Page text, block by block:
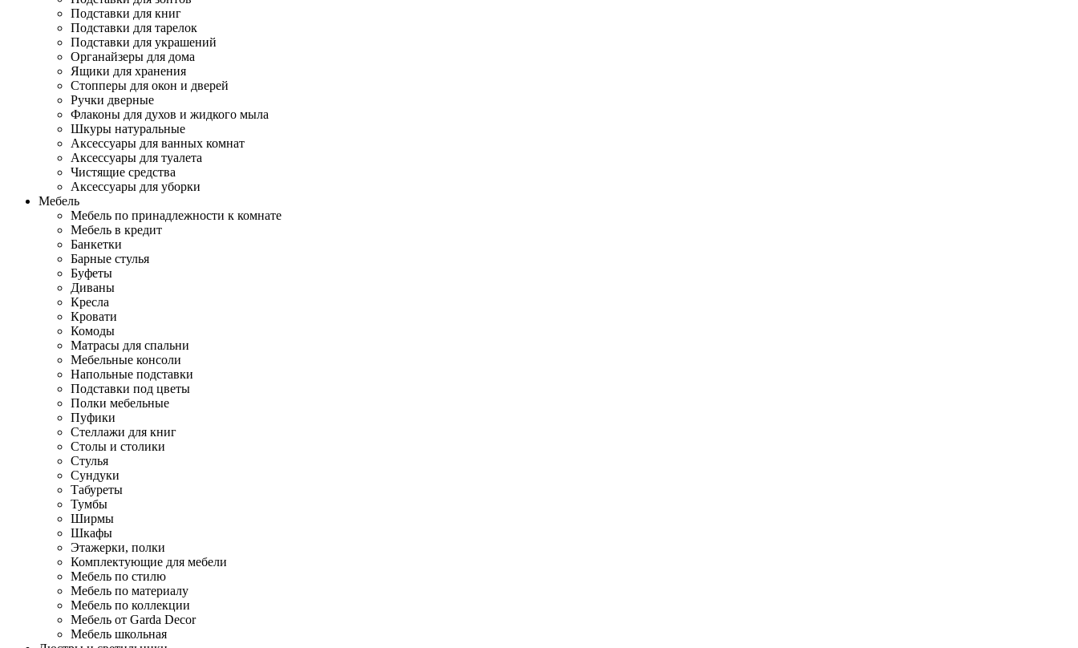
Подставки для книг
Подставки для тарелок
Подставки для украшений
Органайзеры для дома
Ящики для хранения
Стопперы для окон и дверей
Ручки дверные
Флаконы для духов и жидкого мыла
Шкуры натуральные
Аксессуары для ванных комнат
Аксессуары для туалета
Чистящие средства
Аксессуары для уборки
Мебель
Мебель по принадлежности к комнате
Мебель в кредит
Банкетки
Барные стулья
Буфеты
Диваны
Кресла
Кровати
Комоды
Матрасы для спальни
Мебельные консоли
Напольные подставки
Подставки под цветы
Полки мебельные
Пуфики
Стеллажи для книг
Столы и столики
Стулья
Сундуки
Табуреты
Тумбы
Ширмы
Шкафы
Этажерки, полки
Комплектующие для мебели
Мебель по стилю
Мебель по материалу
Мебель по коллекции
Мебель от Garda Decor
Мебель школьная